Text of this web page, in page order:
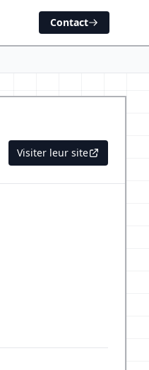
Contact
Visiter leur site